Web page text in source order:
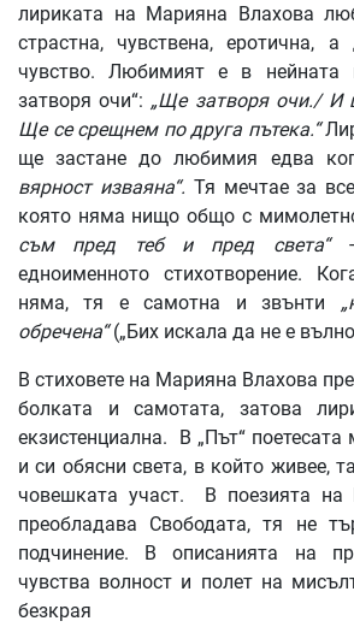
лириката на Марияна Влахова
страстна, чувствена, еротична,
чувство. Любимият е в нейната
затворя очи“: „Ще затворя очи./ И
Ще се срещнем по друга пътека.“
ще застане до любимия едва
вярност изваяна“. Тя мечтае за
която няма нищо общо с
съм пред теб и пред света“
едноименното стихотворение.
няма, тя е самотна и звънти
обречена“(„Бих искала да не е
В стиховете на Марияна Влахова
болката и самотата, затова
екзистенциална. В „Път“
и си обясни света, в който живее,
човешката участ. В поезията на
преобладава Свободата, тя не
подчинение. В описанията на
чувства волност и полет на
безкрая